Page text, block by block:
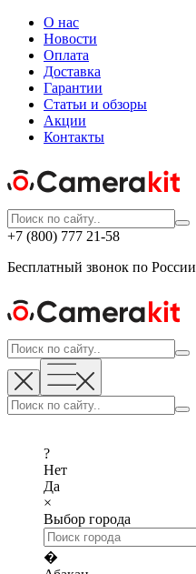
О нас
Новости
Оплата
Доставка
Гарантии
Статьи и обзоры
Акции
Контакты
+7 (800) 777 21-58
Бесплатный звонок по России
?
Нет
Да
×
Выбор города
�